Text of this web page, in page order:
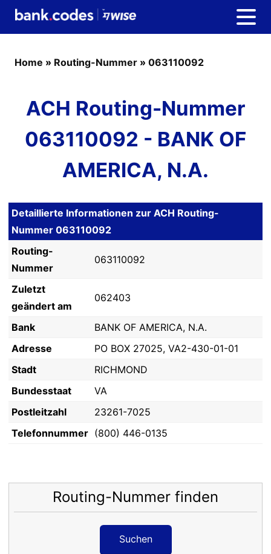
Home » Routing-Nummer » 063110092
ACH Routing-Nummer
063110092 - BANK OF
AMERICA, N.A.
Detaillierte Informationen zur ACH Routing-
Nummer 063110092
Routing-
Nummer
063110092
Zuletzt
geändert am
062403
Bank
BANK OF AMERICA, N.A.
Adresse
PO BOX 27025, VA2-430-01-01
Stadt
RICHMOND
Bundesstaat
VA
Postleitzahl
23261-7025
Telefonnummer (800) 446-0135
Routing-Nummer finden
Suchen